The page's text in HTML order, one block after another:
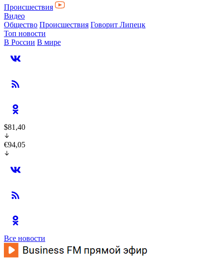
Происшествия
Видео
Общество Происшествия Говорит Липецк
Топ новости
В России В мире
$81,40
€94,05
Все новости